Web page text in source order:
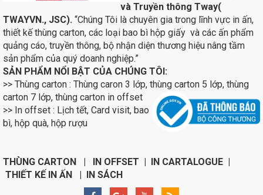
và Truyền thông Tway(
TWAYVN., JSC). “Chúng Tôi là chuyên gia trong lĩnh vực in ấn,
thiết kế thùng carton, các loại bao bì hộp giấy và các ấn phẩm
quảng cáo, truyền thông, bộ nhận diện thương hiệu nâng tầm
sản phẩm của quý doanh nghiệp.”
SẢN PHẨM NỔI BẬT CỦA CHÚNG TÔI:
>> Thùng carton : Thùng caron 3 lớp, thùng carton 5 lớp, thùng
carton 7 lớp, thùng carton in offset
>> In offset : Lịch tết, Card visit, bao
bì, hộp quà, hộp rượu
THÙNG CARTON | IN OFFSET | IN CARTALOGUE |
THIẾT KẾ IN ẤN | IN SÁCH